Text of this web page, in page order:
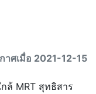
าศเมื่อ 2021-12-15
ล้ MRT สุทธิสาร